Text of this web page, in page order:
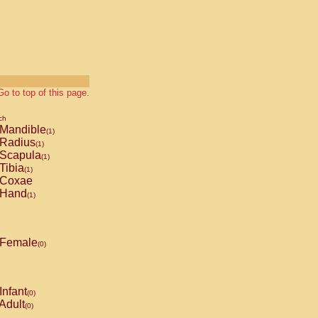
to top of this page.
Mandible(1)
Radius(1)
Scapula(1)
Tibia(1)
Coxae
Hand(1)
Female(0)
Infant(0)
(0)